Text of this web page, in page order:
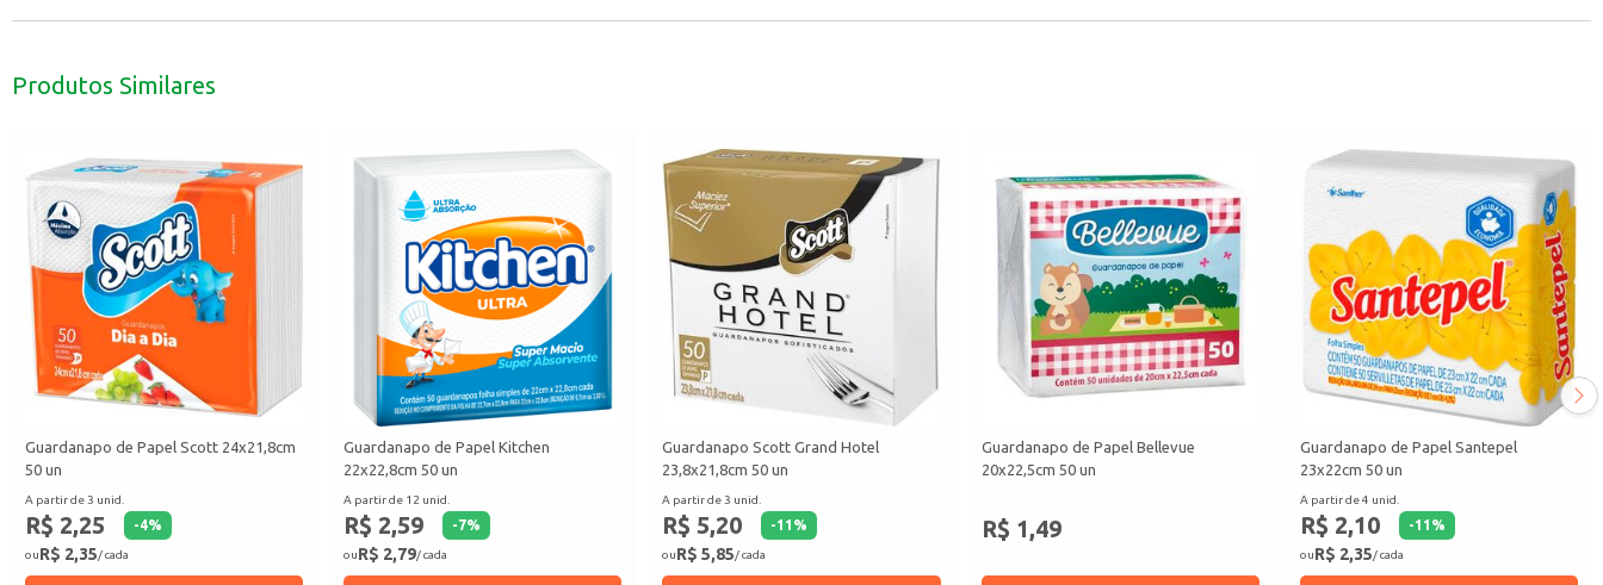
Produtos Similares
Guardanapo de Papel Scott 24x21,8cm
50 un
A partir de 3 unid.
R$ 2,25 -4%
ouR$ 2,35/ cada
Guardanapo de Papel Kitchen
22x22,8cm 50 un
A partir de 12 unid.
R$ 2,59 -7%
ouR$ 2,79/ cada
Guardanapo Scott Grand Hotel
23,8x21,8cm 50 un
A partir de 3 unid.
R$ 5,20 -11 %
ouR$ 5,85/ cada
Guardanapo de Papel Bellevue
20x22,5cm 50 un
R$ 1,49
Guardanapo de Papel Santepel
23x22cm 50 un
A partir de 4 unid.
R$ 2,10 -11 %
ouR$ 2,35/ cada